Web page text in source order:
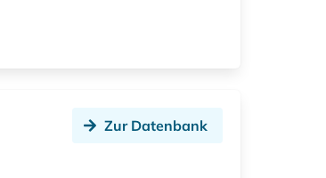
Zur Datenbank